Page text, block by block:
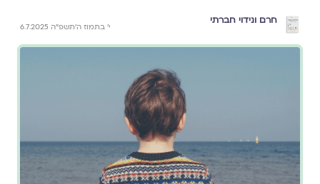
חרם ונידוי חברתי
י׳ בתמוז ה׳תשפ״ה 6.7.2025